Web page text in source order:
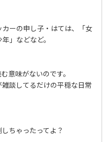
ーの申し子・はては、「女
」などなど。
意味がないのです。
談してるだけの平穏な日常
ちゃったってよ？